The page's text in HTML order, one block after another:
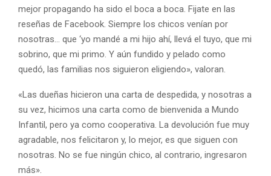
mejor propagando ha sido el boca a boca. Fijate en las
reseñas de Facebook. Siempre los chicos venían por
nosotras… que ‘yo mandé a mi hijo ahí, llevá el tuyo, que mi
sobrino, que mi primo. Y aún fundido y pelado como
quedó, las familias nos siguieron eligiendo», valoran.
«Las dueñas hicieron una carta de despedida, y nosotras a
su vez, hicimos una carta como de bienvenida a Mundo
Infantil, pero ya como cooperativa. La devolución fue muy
agradable, nos felicitaron y, lo mejor, es que siguen con
nosotras. No se fue ningún chico, al contrario, ingresaron
más».